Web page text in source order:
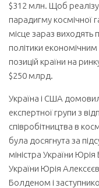
$312 млн. Щоб
парадигму космічної
місце зараз виходять
політики
позицій країни на
$250 млрд.
Україна і США
експертної групи з
співробітництва в
була досягнута за
міністра України
України Юрія
Болденом і